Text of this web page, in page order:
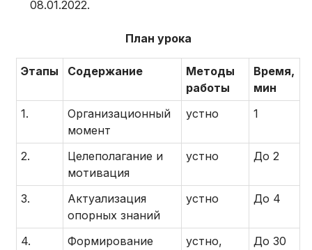
08.01.2022.
План урока
Этапы Содержание
Методы
работы
Время,
мин
1.
Организационный
момент
устно 1
2.
Целеполагание и
мотивация
устно До 2
3.
Актуализация
опорных знаний
устно До 4
4.
Формирование
устно,
До 30